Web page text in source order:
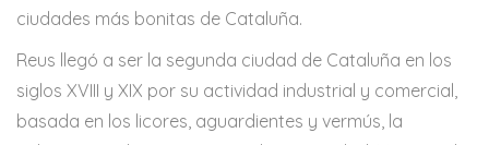
ciudades más bonitas de Cataluña.
Reus llegó a ser la segunda ciudad de Cataluña en los
siglos XVIII y XIX por su actividad industrial y comercial,
basada en los licores, aguardientes y vermús, la